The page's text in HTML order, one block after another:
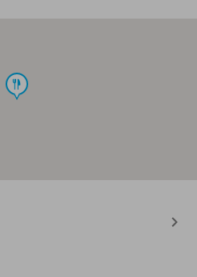
food